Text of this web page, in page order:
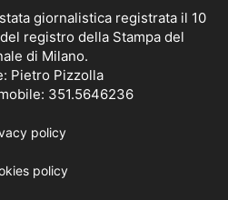
giornalistica registrata il 10
registro della Stampa del
di Milano.
Pietro Pizzolla
351.5646236
policy
policy